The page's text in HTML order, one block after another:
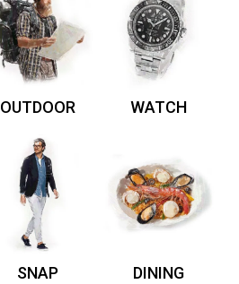
OUTDOOR WATCH
SNAP DINING